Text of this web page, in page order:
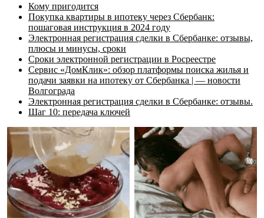
Кому пригодится
Покупка квартиры в ипотеку через Сбербанк:
пошаговая инструкция в 2024 году
Электронная регистрация сделки в Сбербанке: отзывы,
плюсы и минусы, сроки
Cpoки элeктpoннoй peгиcтpaции в Pocpeecтpe
Сервис «ДомКлик»: обзор платформы поиска жилья и
подачи заявки на ипотеку от Сбербанка | — новости
Волгограда
Электронная регистрация сделки в Сбербанке: отзывы.
Шаг 10: передача ключей